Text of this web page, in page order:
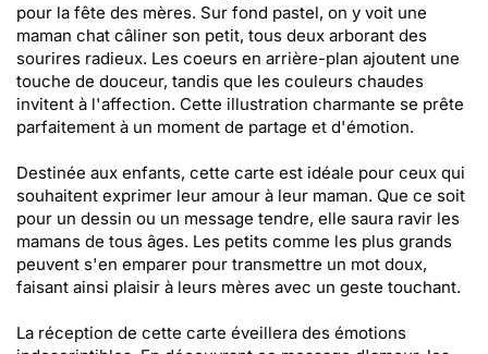
pour la fête des mères. Sur fond pastel, on y voit une
maman chat câliner son petit, tous deux arborant des
sourires radieux. Les coeurs en arrière-plan ajoutent une
touche de douceur, tandis que les couleurs chaudes
invitent à l'affection. Cette illustration charmante se prête
parfaitement à un moment de partage et d'émotion.
Destinée aux enfants, cette carte est idéale pour ceux qui
souhaitent exprimer leur amour à leur maman. Que ce soit
pour un dessin ou un message tendre, elle saura ravir les
mamans de tous âges. Les petits comme les plus grands
peuvent s'en emparer pour transmettre un mot doux,
faisant ainsi plaisir à leurs mères avec un geste touchant.
La réception de cette carte éveillera des émotions